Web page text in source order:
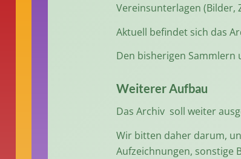
Vereinsunterlagen (Bilder,
Aktuell befindet sich das
Den bisherigen Sammlern
Weiterer Aufbau
Das Archiv soll weiter
Wir bitten daher darum,
Aufzeichnungen, sonstige